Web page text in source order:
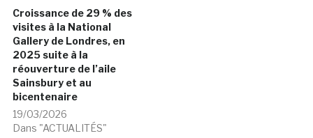
Croissance de 29 % des
visites à la National
Gallery de Londres, en
2025 suite à la
réouverture de l’aile
Sainsbury et au
bicentenaire
19/03/2026
Dans "ACTUALITÉS"